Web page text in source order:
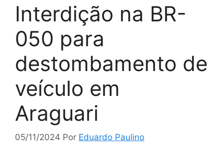
Interdição na BR-
050 para
destombamento de
veículo em
Araguari
05/11/2024 Por Eduardo Paulino